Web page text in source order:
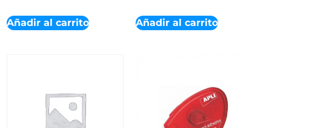
Añadir al carrito Añadir al carrito